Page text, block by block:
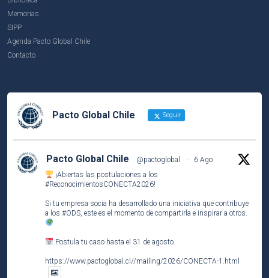
Memorias
SIPP
Agenda Pacto Global Chile
Contacto
Pacto Global Chile Seguir
Pacto Global Chile @pactoglobal ·
6 Ago
¡Abiertas las postulaciones a los
#ReconocimientosCONECTA2026!
Si tu empresa socia ha desarrollado una iniciativa que contribuye
a los #ODS , este es el momento de compartirla e inspirar a otros.
Postula tu caso hasta el 31 de agosto.
https://www.pactoglobal.cl//mailing/2026/CONECTA-1.html